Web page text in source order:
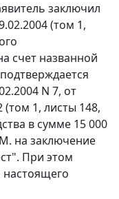
заключил
(том 1,
счет названной
N 7, от
(том 1, листы 148,
в сумме 15 000
на заключение
При этом
настоящего